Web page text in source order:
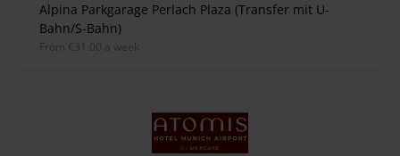
Alpina Parkgarage Perlach Plaza (Transfer mit U-
Bahn/S-Bahn)
from €31.00 a week